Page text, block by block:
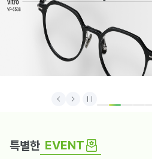
Prev Next Stop
특별한 EVENT